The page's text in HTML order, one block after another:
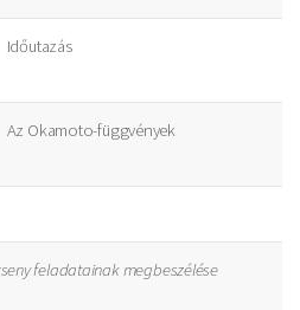
Időutazás
Az Okamoto-függvények
feladatainak megbeszélése